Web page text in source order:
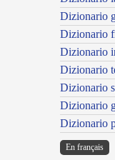
Dizionario
Dizionario
Dizionario
Dizionario
Dizionario
Dizionario
Dizionario
En français